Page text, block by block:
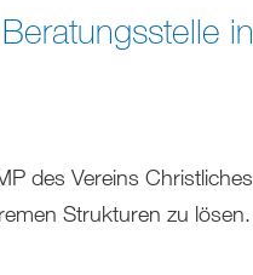
in
des Vereins Christliches
Strukturen zu lösen.